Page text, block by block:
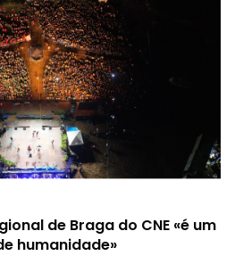
de Braga do CNE «é um
humanidade»